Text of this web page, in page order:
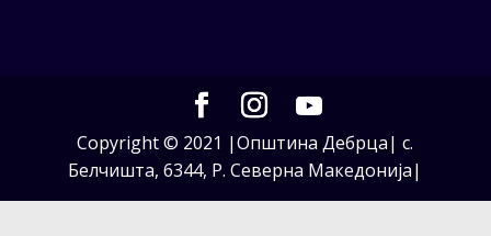
Copyright © 2021 |Општина Дебрца| с.
Белчишта, 6344, Р. Северна Македонија|